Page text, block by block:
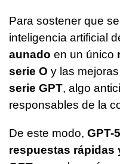
Para sostener que
inteligencia artificial
aunado en un único
serie O y las
serie GPT, algo
responsables de la
De este modo, GPT-5
respuestas rápidas